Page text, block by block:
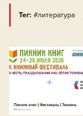
Тег: #литература